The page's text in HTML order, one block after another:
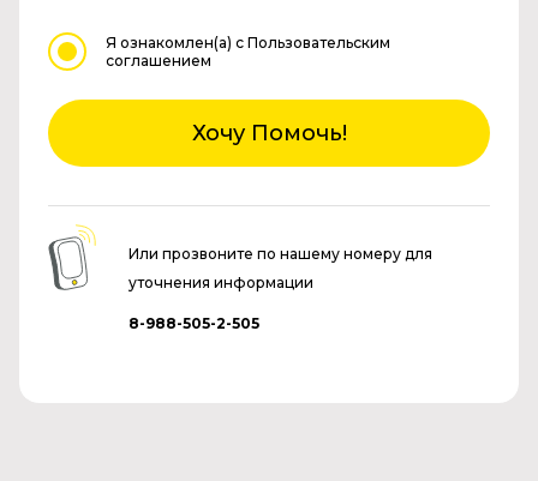
Я ознакомлен(а) с Пользовательским
соглашением
Хочу Помочь!
Или прозвоните по нашему номеру для
уточнения информации
8-988-505-2-505